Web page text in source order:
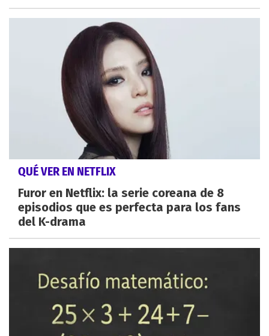
QUÉ VER EN NETFLIX
Furor en Netflix: la serie coreana de 8
episodios que es perfecta para los fans
del K-drama